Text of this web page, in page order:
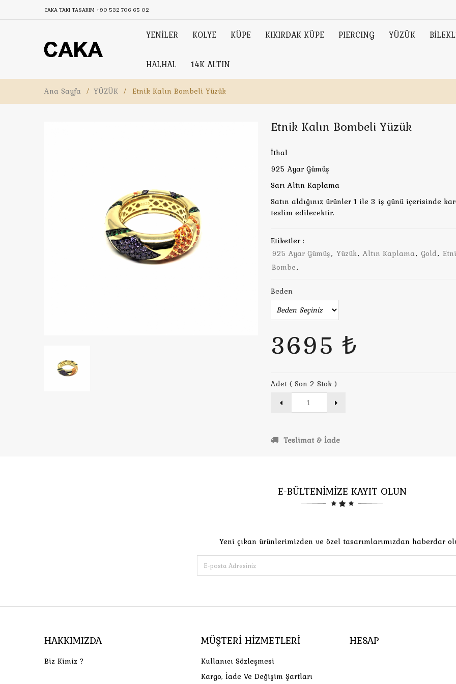
CAKA TAKI TASARIM +90 532 706 65 02
YENİLER KOLYE KÜPE KIKIRDAK KÜPE PIERCING YÜZÜK
HALHAL 14K ALTIN
Ana Sayfa / YÜZÜK / Etnik Kalın Bombeli Yüzük
Etnik Kalın Bombeli Yüzük
İthal
925 Ayar Gümüş
Sarı Altın Kaplama
Satın aldığınız ürünler 1 ile 3 iş günü içerisinde
teslim edilecektir.
Etiketler :
925 Ayar Gümüş, Yüzük, Altın Kaplama, Gold,
Bombe,
Beden
3695 ₺
Adet ( Son 2 Stok )
Teslimat & İade
E-BÜLTENİMİZE KAYIT OLUN
Yeni çıkan ürünlerimizden ve özel tasarımlarımızdan haberdar
HAKKIMIZDA
Biz Kimiz ?
MÜŞTERI HIZMETLERI
Kullanıcı Sözleşmesi
Kargo, İade Ve Değişim Şartları
HESAP